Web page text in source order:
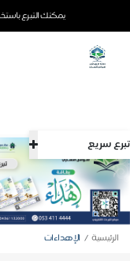
يمكنك التبرع
تبرع سريع
الرئيسية الإهداءات